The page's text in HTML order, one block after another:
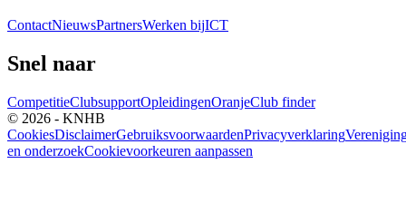
ContactNieuwsPartnersWerken bijICT
Snel naar
CompetitieClubsupportOpleidingenOranjeClub finder
© 2026 - KNHB
CookiesDisclaimerGebruiksvoorwaardenPrivacyverklaring
en onderzoekCookievoorkeuren aanpassen